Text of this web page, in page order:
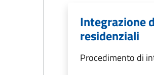
Integrazione
residenziali
Procedimento di